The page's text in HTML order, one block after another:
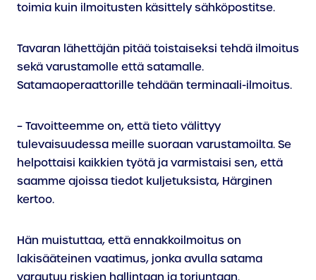
toimia kuin ilmoitusten käsittely sähköpostitse.
Tavaran lähettäjän pitää toistaiseksi tehdä ilmoitus
sekä varustamolle että satamalle.
Satamaoperaattorille tehdään terminaali-ilmoitus.
– Tavoitteemme on, että tieto välittyy
tulevaisuudessa meille suoraan varustamoilta. Se
helpottaisi kaikkien työtä ja varmistaisi sen, että
saamme ajoissa tiedot kuljetuksista, Härginen
kertoo.
Hän muistuttaa, että ennakkoilmoitus on
lakisääteinen vaatimus, jonka avulla satama